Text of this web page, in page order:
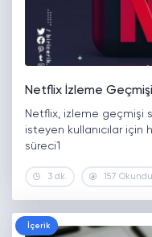
Netflix İzleme
Netflix, izleme geçmişi
isteyen kullanıcılar
süreci1
3 dk. 157 Okundu
İçerik